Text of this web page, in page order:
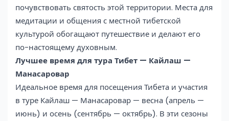
почувствовать святость этой территории. Места для
медитации и общения с местной тибетской
культурой обогащают путешествие и делают его
по-настоящему духовным.
Лучшее время для тура Тибет — Кайлаш —
Манасаровар
Идеальное время для посещения Тибета и участия
в туре Кайлаш — Манасаровар — весна (апрель —
июнь) и осень (сентябрь — октябрь). В эти сезоны